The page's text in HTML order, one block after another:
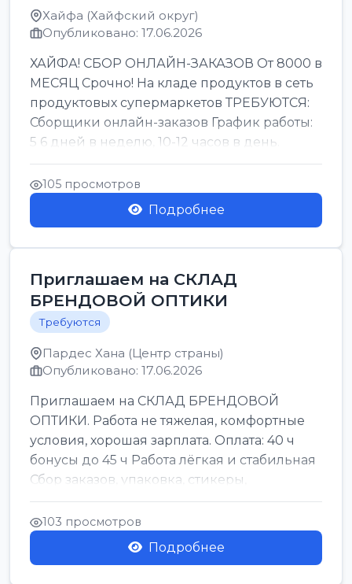
Хайфа (Хайфский округ)
Опубликовано: 17.06.2026
ХАЙФА! СБОР ОНЛАЙН-ЗАКАЗОВ От 8000 в
МЕСЯЦ Срочно! На кладе продуктов в сеть
продуктовых супермаркетов ТРЕБУЮТСЯ:
Сборщики онлайн-заказов График работы:
5 6 дней в неделю, 10-12 часов в день.
Колле ОП...
105 просмотров
Подробнее
Приглашаем на СКЛАД
БРЕНДОВОЙ ОПТИКИ
Требуются
Пардес Хана (Центр страны)
Опубликовано: 17.06.2026
Приглашаем на СКЛАД БРЕНДОВОЙ
ОПТИКИ. Работа не тяжелая, комфортные
условия, хорошая зарплата. Оплата: 40 ч
бонусы до 45 ч Работа лёгкая и стабильная
Сбор заказов, упаковка, стикеры,
сортировка Воскре...
103 просмотров
Подробнее